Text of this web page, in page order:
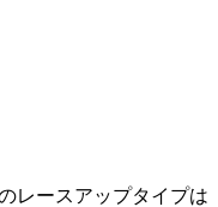
レースアップタイプは